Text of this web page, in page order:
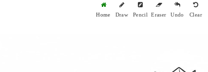
Home Draw Pencil Eraser Undo Clear